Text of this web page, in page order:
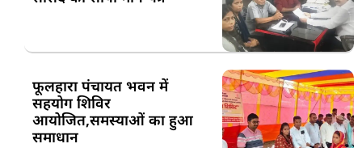
फूलहारा पंचायत भवन में
सहयोग शिविर
आयोजित,समस्याओं का हुआ
समाधान